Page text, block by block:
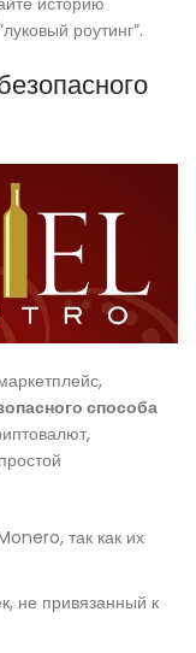
роутинг”.
способа
так как их
не привязанный к